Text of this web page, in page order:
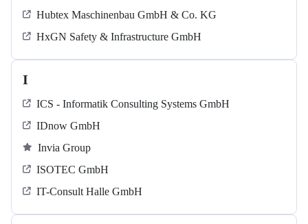
Hubtex Maschinenbau GmbH & Co. KG
HxGN Safety & Infrastructure GmbH
I
ICS - Informatik Consulting Systems GmbH
IDnow GmbH
Invia Group
ISOTEC GmbH
IT-Consult Halle GmbH